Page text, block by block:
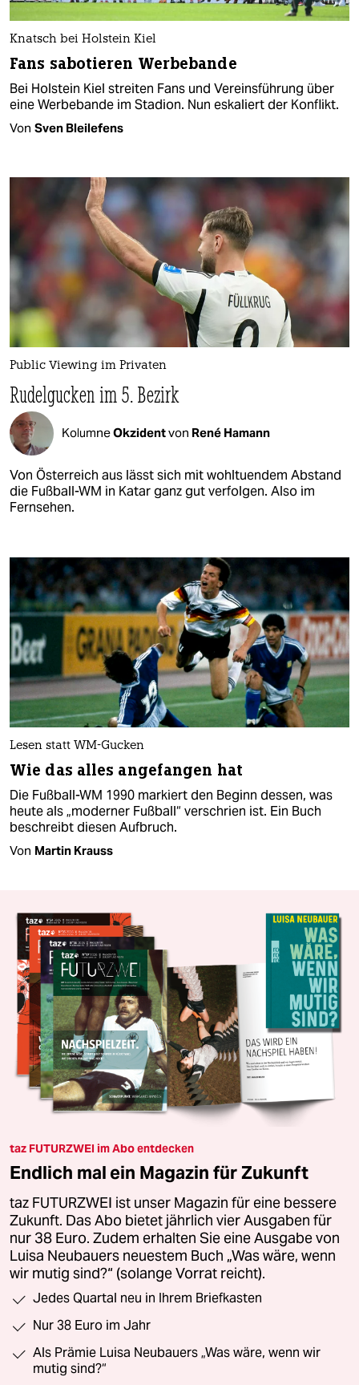
Knatsch bei Holstein Kiel
Fans sabotieren Werbebande
Bei Holstein Kiel streiten Fans und Vereinsführung über
eine Werbebande im Stadion. Nun eskaliert der Konflikt.
Von Sven Bleilefens
Public Viewing im Privaten
Rudelgucken im 5. Bezirk
KolumneOkzidentvon René Hamann
Von Österreich aus lässt sich mit wohltuendem Abstand
die Fußball-WM in Katar ganz gut verfolgen. Also im
Fernsehen.
Lesen statt WM-Gucken
Wie das alles angefangen hat
Die Fußball-WM 1990 markiert den Beginn dessen, was
heute als „moderner Fußball“ verschrien ist. Ein Buch
beschreibt diesen Aufbruch.
Von Martin Krauss
taz FUTURZWEI im Abo entdecken
Endlich mal ein Magazin für Zukunft
taz FUTURZWEI ist unser Magazin für eine bessere
Zukunft. Das Abo bietet jährlich vier Ausgaben für
nur 38 Euro. Zudem erhalten Sie eine Ausgabe von
Luisa Neubauers neuestem Buch „Was wäre, wenn
wir mutig sind?“ (solange Vorrat reicht).
Jedes Quartal neu in Ihrem Briefkasten
Nur 38 Euro im Jahr
Als Prämie Luisa Neubauers „Was wäre, wenn wir
mutig sind?“